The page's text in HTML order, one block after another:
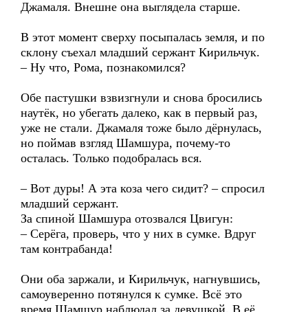
Джамаля. Внешне она выглядела старше.
В этот момент сверху посыпалась земля, и по
склону съехал младший сержант Кирильчук.
– Ну что, Рома, познакомился?
Обе пастушки взвизгнули и снова бросились
наутёк, но убегать далеко, как в первый раз,
уже не стали. Джамаля тоже было дёрнулась,
но поймав взгляд Шамшура, почему-то
осталась. Только подобралась вся.
– Вот дуры! А эта коза чего сидит? – спросил
младший сержант.
За спиной Шамшура отозвался Цвигун:
– Серёга, проверь, что у них в сумке. Вдруг
там контрабанда!
Они оба заржали, и Кирильчук, нагнувшись,
самоуверенно потянулся к сумке. Всё это
время Шамшур наблюдал за девушкой. В её